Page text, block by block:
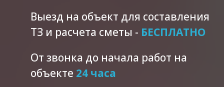
Выезд на объект для составления
ТЗ и расчета сметы - БЕСПЛАТНО
От звонка до начала работ на
объекте 24 часа